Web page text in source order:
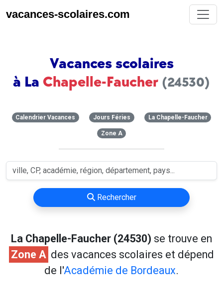
vacances-scolaires.com
Vacances scolaires
à La Chapelle-Faucher (24530)
Calendrier Vacances Jours Féries La Chapelle-Faucher
Zone A
Rechercher
La Chapelle-Faucher (24530) se trouve en
Zone A des vacances scolaires et dépend
de l'Académie de Bordeaux.